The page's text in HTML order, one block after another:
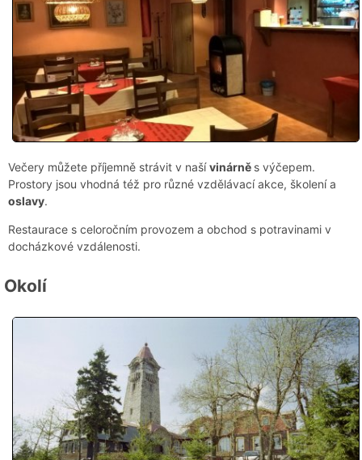
Večery můžete příjemně strávit v našívinárně s výčepem.
Prostory jsou vhodná též pro různé vzdělávací akce, školení a
oslavy.
Restaurace s celoročním provozem a obchod s potravinami v
docházkové vzdálenosti.
Okolí